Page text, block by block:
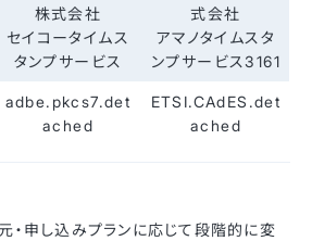
株式会社
セイコータイムス
タンプサービス
式会社
アマノタイムスタ
ンプサービス3161
adbe.pkcs7.det
ached
ETSI.CAdES.det
ached
・申し込みプランに応じて段階的に変